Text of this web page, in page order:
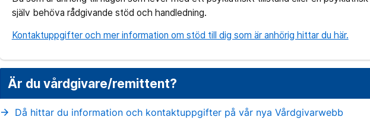
själv behöva rådgivande stöd och handledning.
Kontaktuppgifter och mer information om stöd till dig som är anhörig hittar du här.
Är du vårdgivare/remittent?
arrow_forward Då hittar du information och kontaktuppgifter på vår nya Vårdgivarwebb